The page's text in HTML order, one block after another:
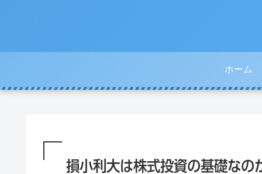
ホーム
損小利大は株式投資の基礎なの